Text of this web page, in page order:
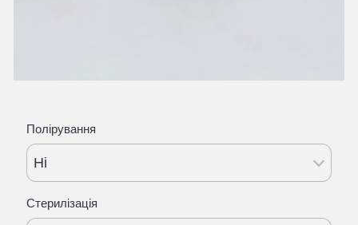
Полірування
Ні
Стерилізація